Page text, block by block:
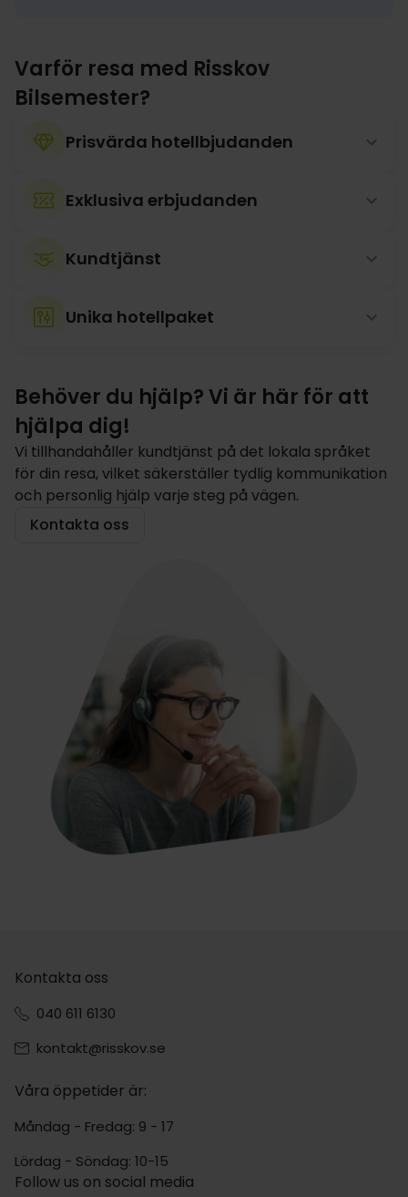
Varför resa med Risskov
Bilsemester?
Prisvärda hotellbjudanden
Exklusiva erbjudanden
Kundtjänst
Unika hotellpaket
Behöver du hjälp? Vi är här för att
hjälpa dig!
Vi tillhandahåller kundtjänst på det lokala språket
för din resa, vilket säkerställer tydlig kommunikation
och personlig hjälp varje steg på vägen.
Kontakta oss
Kontakta oss
040 611 6130
kontakt@risskov.se
Våra öppetider är:
Måndag - Fredag: 9 - 17
Lördag - Söndag: 10-15
Follow us on social media